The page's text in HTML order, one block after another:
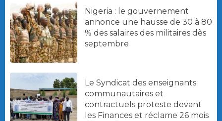
Nigeria : le gouvernement
annonce une hausse de 30 à 80
% des salaires des militaires dès
septembre
Le Syndicat des enseignants
communautaires et
contractuels proteste devant
les Finances et réclame 26 mois